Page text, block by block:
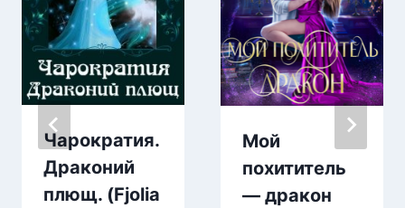
Чарократия.
Драконий
плющ. (Fjolia
Мой
похититель
— дракон